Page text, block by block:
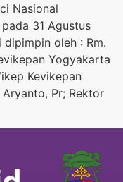
Nasional
31 Agustus
dipimpin oleh : Rm.
Yogyakarta
Kevikepan
Pr; Rektor